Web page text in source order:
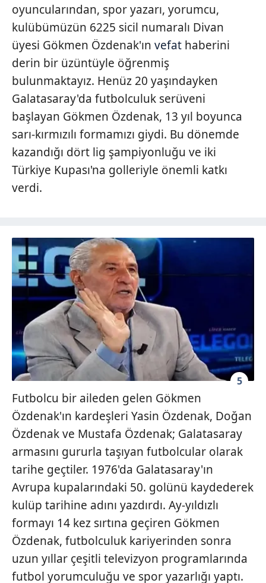
oyuncularından, spor yazarı, yorumcu,
kulübümüzün 6225 sicil numaralı Divan
üyesi Gökmen Özdenak'ın vefat haberini
derin bir üzüntüyle öğrenmiş
bulunmaktayız. Henüz 20 yaşındayken
Galatasaray'da futbolculuk serüveni
başlayan Gökmen Özdenak, 13 yıl boyunca
sarı-kırmızılı formamızı giydi. Bu dönemde
kazandığı dört lig şampiyonluğu ve iki
Türkiye Kupası'na golleriyle önemli katkı
verdi.
5
Futbolcu bir aileden gelen Gökmen
Özdenak'ın kardeşleri Yasin Özdenak, Doğan
Özdenak ve Mustafa Özdenak; Galatasaray
armasını gururla taşıyan futbolcular olarak
tarihe geçtiler. 1976'da Galatasaray'ın
Avrupa kupalarındaki 50. golünü kaydederek
kulüp tarihine adını yazdırdı. Ay-yıldızlı
formayı 14 kez sırtına geçiren Gökmen
Özdenak, futbolculuk kariyerinden sonra
uzun yıllar çeşitli televizyon programlarında
futbol yorumculuğu ve spor yazarlığı yaptı.